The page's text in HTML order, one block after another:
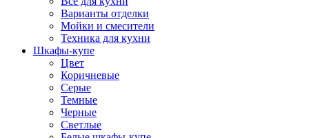
Варианты отделки
Мойки и смесители
Техника для кухни
Шкафы-купе
Цвет
Коричневые
Серые
Темные
Черные
Светлые